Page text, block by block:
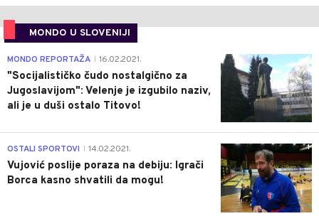
MONDO U SLOVENIJI
4
MONDO REPORTAŽA 16.02.2021.
"Socijalističko čudo nostalgično za
Jugoslavijom": Velenje je izgubilo naziv,
ali je u duši ostalo Titovo!
1
OSTALI SPORTOVI 14.02.2021.
Vujović poslije poraza na debiju: Igrači
Borca kasno shvatili da mogu!